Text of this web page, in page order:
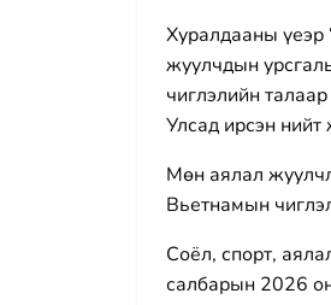
Хуралдааны
жуулчдын
чиглэлийн
Улсад ирсэн
Мөн аялал
Вьетнамын
Соёл, спорт,
салбарын 2026